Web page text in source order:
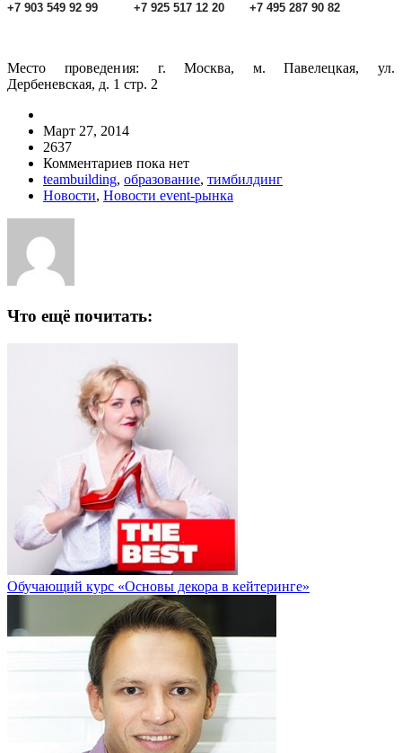
+7 903 549 92 99 +7 925 517 12 20 +7 495 287 90 82
Место проведения: г. Москва, м. Павелецкая, ул.
Дербеневская, д. 1 стр. 2
Март 27, 2014
2637
Комментариев пока нет
teambuilding, образование, тимбилдинг
Новости, Новости event-рынка
Что ещё почитать:
Обучающий курс «Основы декора в кейтеринге»